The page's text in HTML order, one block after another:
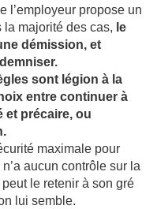
l’employeur propose un
la majorité des cas, le
démission, et
sont légion à la
entre continuer à
et précaire, ou
maximale pour
aucun contrôle sur la
le retenir à son gré
lui semble.